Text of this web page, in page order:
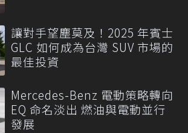
讓對手望塵莫及！2025 年賓士
GLC 如何成為台灣 SUV 市場的
最佳投資
Mercedes-Benz 電動策略轉向
EQ 命名淡出 燃油與電動並行
發展